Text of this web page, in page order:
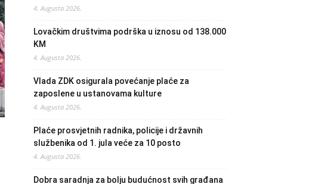
4. Augusta 2026.
Lovačkim društvima podrška u iznosu od 138.000
KM
4. Augusta 2026.
Vlada ZDK osigurala povećanje plaće za
zaposlene u ustanovama kulture
4. Augusta 2026.
Plaće prosvjetnih radnika, policije i državnih
službenika od 1. jula veće za 10 posto
4. Augusta 2026.
Dobra saradnja za bolju budućnost svih građana